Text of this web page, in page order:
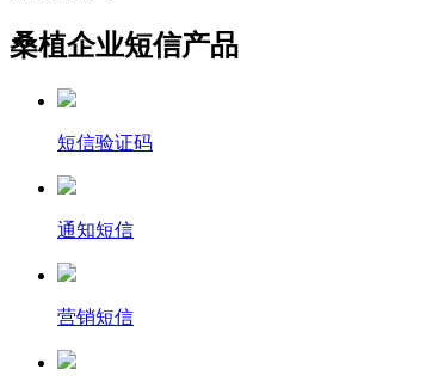
桑植企业短信产品
短信验证码
通知短信
营销短信